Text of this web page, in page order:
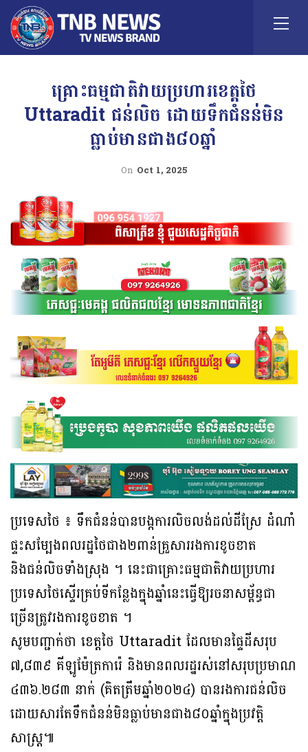
គ្រោះធម្មជាតិវាយប្រហារខេត្តថៃ
Uttaradit ជន់លិច ដោយទឹកជំនន់មិន
ធ្លាប់មានជាង៨០ឆ្នាំ
On Oct 1, 2025
ប្រទេសថៃ ៖ ទឹកជំនន់បានបង្កការលិចលង់ដល់ដីស្រែ ដំណាំ
ផ្ទះសម្បែងពលរដ្ឋថៃជាង២ពាន់គ្រួសាររងការខូចខាត
និងជន់លិចទាំងស្រុង ។ នេះជាគ្រោះធម្មជាតិវាយប្រហារ
ប្រទេសថៃស្ទើរគ្រប់ទីកន្លែងក្នុងឆ្នាំនេះធ្វើឱ្យរចនាសម្ព័ន្ធជា
ច្រើនត្រូវរងការខូចខាត ។
សូមបញ្ជាក់ថា ខេត្តថៃ Uttaradit ដែលមានផ្ទៃដីសរុប
៧,៨៣៩ គីឡូម៉ែត្រការ៉េ និងមានពលរដ្ឋរស់នៅសរុបប្រមាណ
៤៣៦.២៨៣ នាក់ (គិតត្រឹមឆ្នាំ២០២៤) បានរងការជន់លិច
ដោយសារតែទឹកជំនន់មិនធ្លាប់មានជាង៨០ឆ្នាំក្នុងប្រវត្តិ
សាស្រ្ត៕